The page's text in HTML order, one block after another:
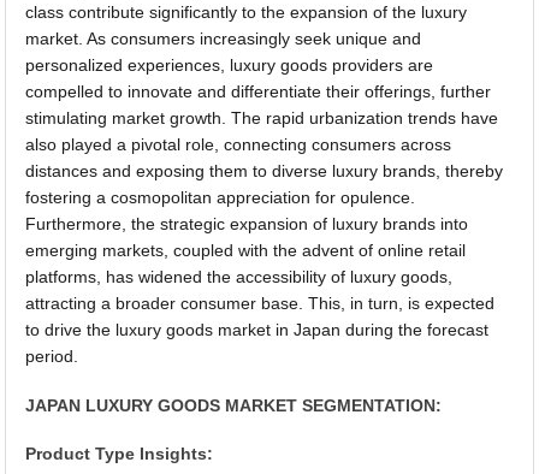
class contribute significantly to the expansion of the luxury
market. As consumers increasingly seek unique and
personalized experiences, luxury goods providers are
compelled to innovate and differentiate their offerings, further
stimulating market growth. The rapid urbanization trends have
also played a pivotal role, connecting consumers across
distances and exposing them to diverse luxury brands, thereby
fostering a cosmopolitan appreciation for opulence.
Furthermore, the strategic expansion of luxury brands into
emerging markets, coupled with the advent of online retail
platforms, has widened the accessibility of luxury goods,
attracting a broader consumer base. This, in turn, is expected
to drive the luxury goods market in Japan during the forecast
period.
JAPAN LUXURY GOODS MARKET SEGMENTATION:
Product Type Insights: